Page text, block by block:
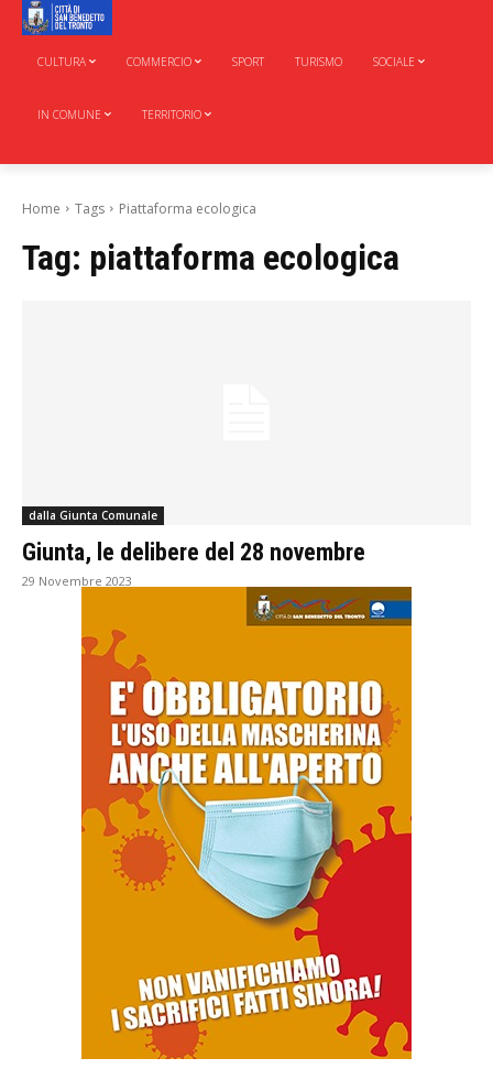
CULTURA COMMERCIO SPORT TURISMO SOCIALE
IN COMUNE TERRITORIO
Home Tags Piattaforma ecologica
Tag: piattaforma ecologica
dalla Giunta Comunale
Giunta, le delibere del 28 novembre
29 Novembre 2023